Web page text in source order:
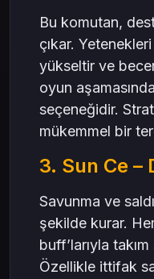
Bu komutan,
çıkar.
yükseltir ve beceri
oyun
seçeneğidir.
mükemmel bir
3. Sun Ce –
Savunma ve
şekilde kurar.
buff’larıyla
Özellikle ittifak